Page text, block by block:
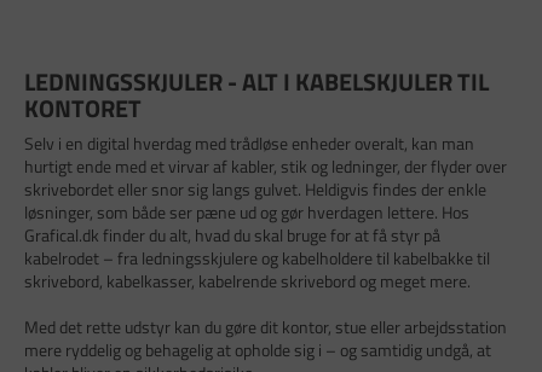
LEDNINGSSKJULER - ALT I KABELSKJULER TIL
KONTORET
Selv i en digital hverdag med trådløse enheder overalt, kan man
hurtigt ende med et virvar af kabler, stik og ledninger, der flyder over
skrivebordet eller snor sig langs gulvet. Heldigvis findes der enkle
løsninger, som både ser pæne ud og gør hverdagen lettere. Hos
Grafical.dk finder du alt, hvad du skal bruge for at få styr på
kabelrodet – fra ledningsskjulere og kabelholdere til kabelbakke til
skrivebord, kabelkasser, kabelrende skrivebord og meget mere.
Med det rette udstyr kan du gøre dit kontor, stue eller arbejdsstation
mere ryddelig og behagelig at opholde sig i – og samtidig undgå, at